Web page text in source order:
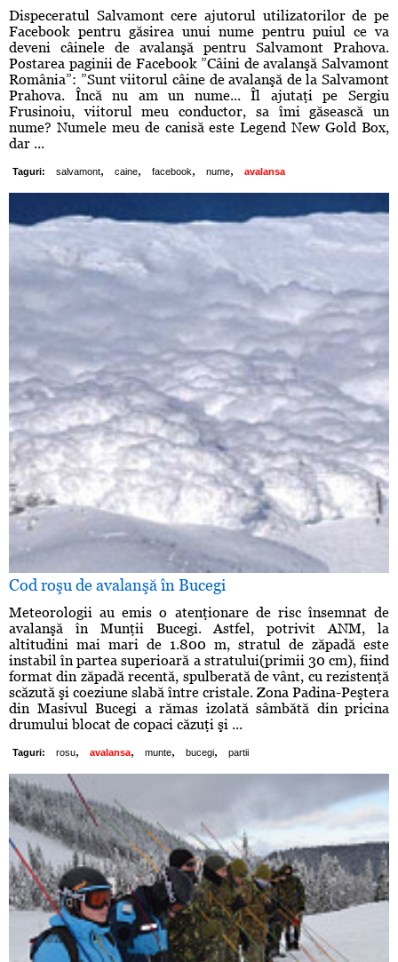
Dispeceratul Salvamont cere ajutorul utilizatorilor de pe
Facebook pentru găsirea unui nume pentru puiul ce va
deveni câinele de avalanşă pentru Salvamont Prahova.
Postarea paginii de Facebook ”Câini de avalanşă Salvamont
România”: ”Sunt viitorul câine de avalanşă de la Salvamont
Prahova. Încă nu am un nume... Îl ajutaţi pe Sergiu
Frusinoiu, viitorul meu conductor, sa îmi găsească un
nume? Numele meu de canisă este Legend New Gold Box,
dar ...
Taguri: salvamont, caine, facebook, nume, avalansa
Cod roşu de avalanşă în Bucegi
Meteorologii au emis o atenţionare de risc însemnat de
avalanşă în Munţii Bucegi. Astfel, potrivit ANM, la
altitudini mai mari de 1.800 m, stratul de zăpadă este
instabil în partea superioară a stratului(primii 30 cm), fiind
format din zăpadă recentă, spulberată de vânt, cu rezistenţă
scăzută şi coeziune slabă între cristale. Zona Padina-Peştera
din Masivul Bucegi a rămas izolată sâmbătă din pricina
drumului blocat de copaci căzuţi şi ...
Taguri: rosu, avalansa, munte, bucegi, partii